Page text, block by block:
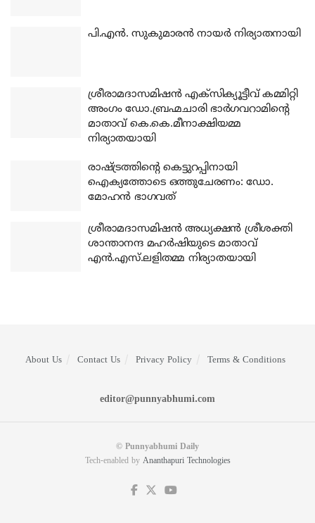
പി.എന്‍. സുകുമാരന്‍ നായര്‍ നിര്യാതനായി
ശ്രീരാമദാസമിഷന്‍ എക്‌സിക്യൂട്ടീവ് കമ്മിറ്റി
അംഗം ഡോ.ബ്രഹ്മചാരി ഭാര്‍ഗവറാമിന്റെ
മാതാവ് കെ.കെ.മീനാക്ഷിയമ്മ
നിര്യാതയായി
രാഷ്ട്രത്തിന്റെ കെട്ടുറപ്പിനായി
ഐക്യത്തോടെ ഒത്തുചേരണം: ഡോ.
മോഹന്‍ ഭാഗവത്
ശ്രീരാമദാസമിഷന്‍ അധ്യക്ഷന്‍ ശ്രീശക്തി
ശാന്താനന്ദ മഹര്‍ഷിയുടെ മാതാവ്
എന്‍.എസ്.ലളിതമ്മ നിര്യാതയായി
About Us Contact Us Privacy Policy Terms & Conditions
editor@punnyabhumi.com
© Punnyabhumi Daily
Tech-enabled by Ananthapuri Technologies